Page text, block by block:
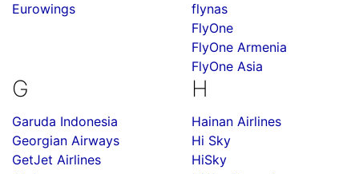
Eurowings
flynas
FlyOne
FlyOne Armenia
FlyOne Asia
G
Garuda Indonesia
Georgian Airways
GetJet Airlines
H
Hainan Airlines
Hi Sky
HiSky